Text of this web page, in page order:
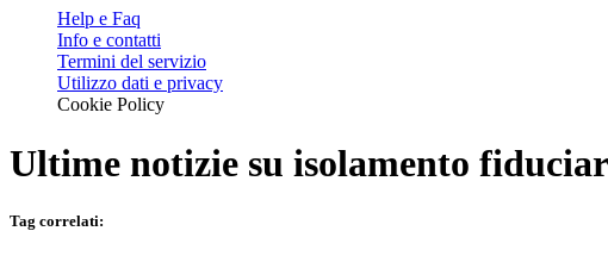
Help e Faq
Info e contatti
Termini del servizio
Utilizzo dati e privacy
Cookie Policy
Ultime notizie su isolamento
Tag correlati: